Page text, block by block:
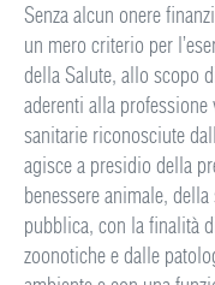
Senza alcun onere
un mero criterio per
della Salute, allo scopo
aderenti alla
sanitarie riconosciute
agisce a presidio della
benessere animale,
pubblica, con la finalità
zoonotiche e dalle